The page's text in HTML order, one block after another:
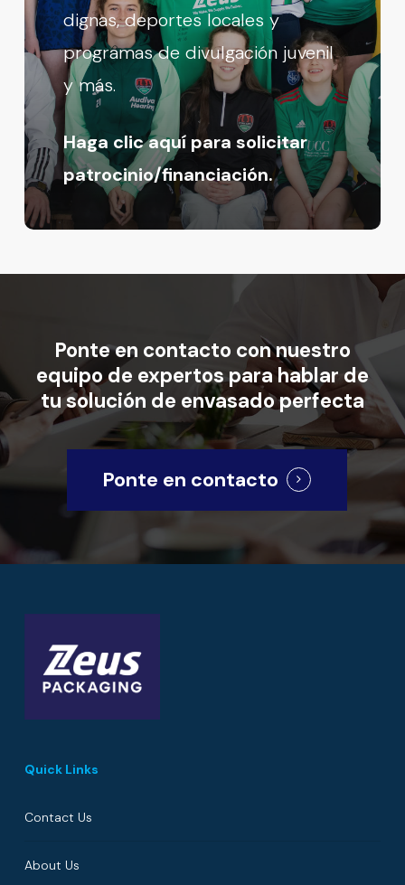
dignas, deportes locales y
programas de divulgación juvenil
y más.
Haga clic aquí para solicitar
patrocinio/financiación.
Ponteen contacto connuestro
equipo de expertospara hablar de
tusolución de envasadoperfecta
Ponte en contacto
Quick Links
Contact Us
About Us